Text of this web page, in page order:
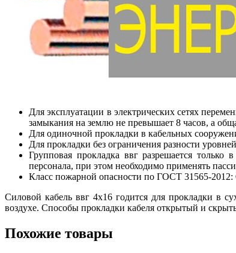
Для эксплуатации в электрических сетях
замыкания на землю не превышает 8 часов, а
Для одиночной прокладки в кабельных
Для прокладки без ограничения разности
Групповая прокладка ввг разрешается
персонала, при этом необходимо применять
Класс пожарной опасности по ГОСТ 31565-2012:
Силовой кабель ввг 4х16 годится для прокладки в
воздухе. Способы прокладки кабеля открытый и
Похожие товары